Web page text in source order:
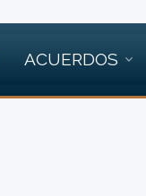
ACUERDOS